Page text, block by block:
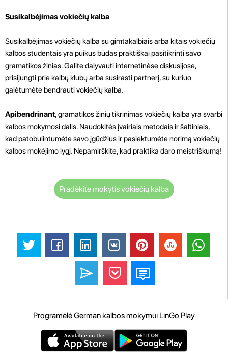
Susikalbėjimas vokiečių kalba
Susikalbėjimas vokiečių kalba su gimtakalbiais arba kitais vokiečių
kalbos studentais yra puikus būdas praktiškai pasitikrinti savo
gramatikos žinias. Galite dalyvauti internetinėse diskusijose,
prisijungti prie kalbų klubų arba susirasti partnerį, su kuriuo
galėtumėte bendrauti vokiečių kalba.
Apibendrinant, gramatikos žinių tikrinimas vokiečių kalba yra svarbi
kalbos mokymosi dalis. Naudokitės įvairiais metodais ir šaltiniais,
kad patobulintumėte savo įgūdžius ir pasiektumėte norimą vokiečių
kalbos mokėjimo lygį. Nepamirškite, kad praktika daro meistriškumą!
Pradėkite mokytis vokiečių kalba
Programėlė German kalbos mokymui LinGo Play